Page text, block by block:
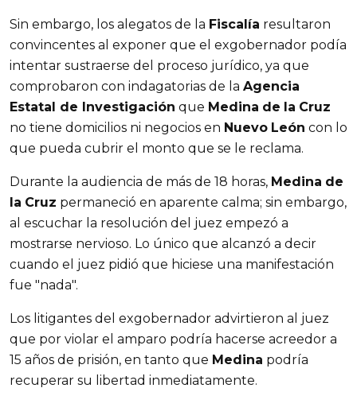
Sin embargo, los alegatos de la Fiscalía resultaron
convincentes al exponer que el exgobernador podía
intentar sustraerse del proceso jurídico, ya que
comprobaron con indagatorias de la Agencia
Estatal de Investigación que Medina de la Cruz
no tiene domicilios ni negocios en Nuevo León con lo
que pueda cubrir el monto que se le reclama.
Durante la audiencia de más de 18 horas, Medina de
la Cruz permaneció en aparente calma; sin embargo,
al escuchar la resolución del juez empezó a
mostrarse nervioso. Lo único que alcanzó a decir
cuando el juez pidió que hiciese una manifestación
fue "nada".
Los litigantes del exgobernador advirtieron al juez
que por violar el amparo podría hacerse acreedor a
15 años de prisión, en tanto que Medina podría
recuperar su libertad inmediatamente.